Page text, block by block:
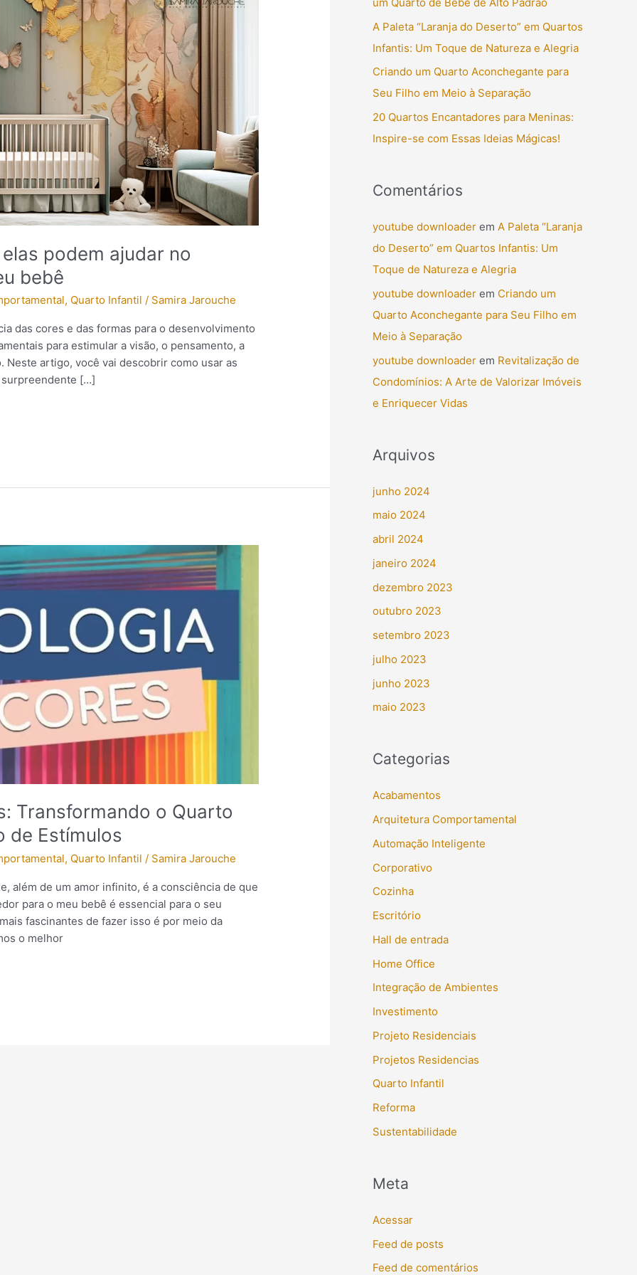
podem ajudar no
bebê
, Quarto Infantil / Samira Jarouche
das cores e das formas para o desenvolvimento
para estimular a visão, o pensamento, a
Neste artigo, você vai descobrir como usar as
surpreendente […]
Transformando o Quarto
de Estímulos
, Quarto Infantil / Samira Jarouche
além de um amor infinito, é a consciência de que
para o meu bebê é essencial para o seu
fascinantes de fazer isso é por meio da
o melhor
p
o
r
:
A Paleta “Laranja do Deserto” em Quartos
Infantis: Um Toque de Natureza e Alegria
Criando um Quarto Aconchegante para
Seu Filho em Meio à Separação
20 Quartos Encantadores para Meninas:
Inspire-se com Essas Ideias Mágicas!
Comentários
youtube downloader em A Paleta “Laranja
do Deserto” em Quartos Infantis: Um
Toque de Natureza e Alegria
youtube downloader em Criando um
Quarto Aconchegante para Seu Filho em
Meio à Separação
youtube downloader em Revitalização de
Condomínios: A Arte de Valorizar Imóveis
e Enriquecer Vidas
Arquivos
junho 2024
maio 2024
abril 2024
janeiro 2024
dezembro 2023
outubro 2023
setembro 2023
julho 2023
junho 2023
maio 2023
Categorias
Acabamentos
Arquitetura Comportamental
Automação Inteligente
Corporativo
Cozinha
Escritório
Hall de entrada
Home Office
Integração de Ambientes
Investimento
Projeto Residenciais
Projetos Residencias
Quarto Infantil
Reforma
Sustentabilidade
Meta
Acessar
Feed de posts
Feed de comentários